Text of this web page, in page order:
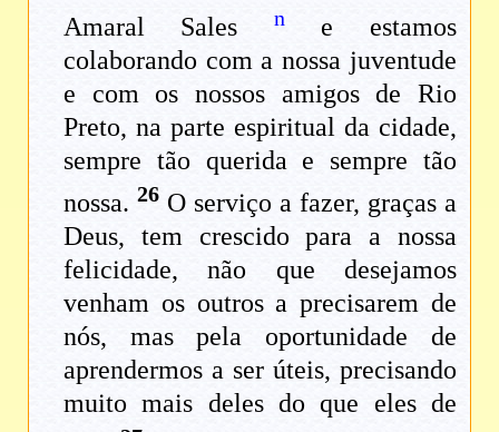
Amaral Sales ne estamos
colaborando com a nossa juventude
e com os nossos amigos de Rio
Preto, na parte espiritual da cidade,
sempre tão querida e sempre tão
nossa. 26 O serviço a fazer, graças a
Deus, tem crescido para a nossa
felicidade, não que desejamos
venham os outros a precisarem de
nós, mas pela oportunidade de
aprendermos a ser úteis, precisando
muito mais deles do que eles de